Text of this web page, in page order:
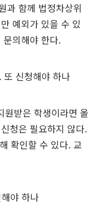
과 함께 법정차상위
예외가 있을 수 있
의해야 한다.
또 신청해야 하나
받은 학생이라면 올
청은 필요하지 않다.
확인할 수 있다. 교
야 하나